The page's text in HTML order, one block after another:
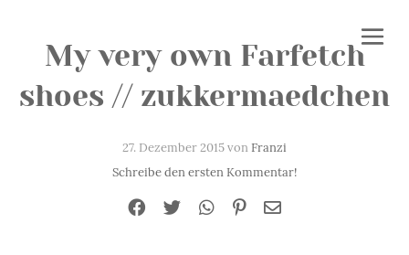
My very own Farfetch
shoes // zukkermaedchen
27. Dezember 2015 vonFranzi
Schreibe den ersten Kommentar!